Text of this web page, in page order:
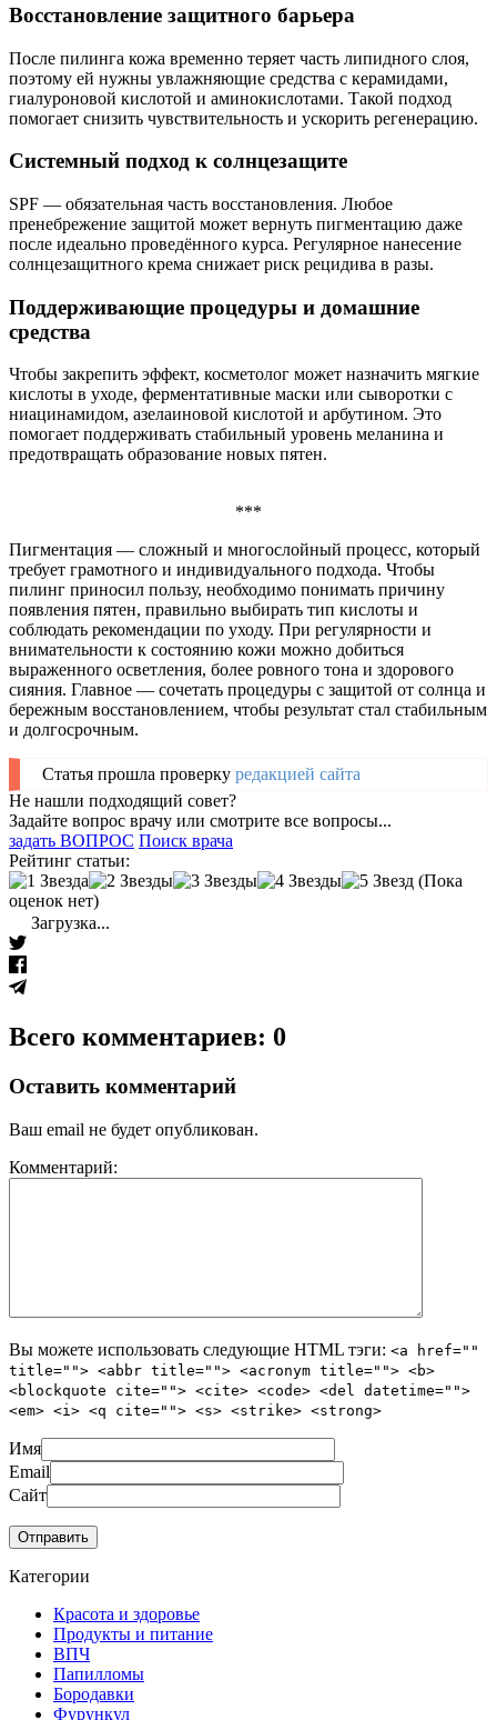
Восстановление защитного барьера
После пилинга кожа временно теряет часть липидного слоя,
поэтому ей нужны увлажняющие средства с керамидами,
гиалуроновой кислотой и аминокислотами. Такой подход
помогает снизить чувствительность и ускорить регенерацию.
Системный подход к солнцезащите
SPF — обязательная часть восстановления. Любое
пренебрежение защитой может вернуть пигментацию даже
после идеально проведённого курса. Регулярное нанесение
солнцезащитного крема снижает риск рецидива в разы.
Поддерживающие процедуры и домашние
средства
Чтобы закрепить эффект, косметолог может назначить мягкие
кислоты в уходе, ферментативные маски или сыворотки с
ниацинамидом, азелаиновой кислотой и арбутином. Это
помогает поддерживать стабильный уровень меланина и
предотвращать образование новых пятен.
***
Пигментация — сложный и многослойный процесс, который
требует грамотного и индивидуального подхода. Чтобы
пилинг приносил пользу, необходимо понимать причину
появления пятен, правильно выбирать тип кислоты и
соблюдать рекомендации по уходу. При регулярности и
внимательности к состоянию кожи можно добиться
выраженного осветления, более ровного тона и здорового
сияния. Главное — сочетать процедуры с защитой от солнца и
бережным восстановлением, чтобы результат стал стабильным
и долгосрочным.
Статья прошла проверку редакцией сайта
Не нашли подходящий совет?
Задайте вопрос врачу или смотрите все вопросы...
задать ВОПРОС Поиск врача
Рейтинг статьи:
(Пока
оценок нет)
Загрузка...
Всего комментариев: 0
Оставить комментарий
Ваш email не будет опубликован.
Комментарий:
Вы можете использовать следующие HTML тэги: <a href=""
title=""> <abbr title=""> <acronym title=""> <b>
<blockquote cite=""> <cite> <code> <del datetime="">
<em> <i> <q cite=""> <s> <strike> <strong>
Имя
Email
Сайт
Категории
Красота и здоровье
Продукты и питание
ВПЧ
Папилломы
Бородавки
Фурункул